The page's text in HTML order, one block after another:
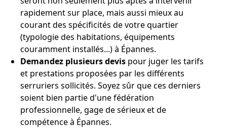
rapidement sur place, mais aussi mieux au
courant des spécificités de votre quartier
(typologie des habitations, équipements
couramment installés...) à Épannes.
Demandez plusieurs devis pour juger les tarifs
et prestations proposées par les différents
serruriers sollicités. Soyez sûr que ces derniers
soient bien partie d'une fédération
professionnelle, gage de sérieux et de
compétence à Épannes.